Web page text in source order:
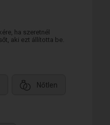
ha szeretnél
aki ezt állította be.
Nőtlen